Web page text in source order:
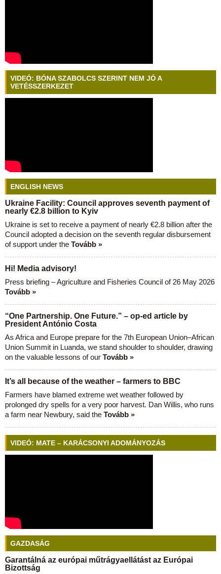
VIDEÓ: BÓNA SZABOLCS SZERINT NEM JÓ A
VETÉSSZERKEZET
ENGLISH NEWS
Ukraine Facility: Council approves seventh payment of
nearly €2.8 billion to Kyiv
Ukraine is set to receive a payment of nearly €2.8 billion after the
Council adopted a decision on the seventh regular disbursement
of support under the Tovább »
Hi! Media advisory!
Press briefing – Agriculture and Fisheries Council of 26 May 2026
Tovább »
“One Partnership. One Future.” – op-ed article by
President António Costa
As Africa and Europe prepare for the 7th European Union–African
Union Summit in Luanda, we stand shoulder to shoulder, drawing
on the valuable lessons of our Tovább »
It’s all because of the weather – farmers to BBC
Farmers have blamed extreme wet weather followed by
prolonged dry spells for a very poor harvest. Dan Willis, who runs
a farm near Newbury, said the Tovább »
VIDEÓ: MATE – KARÁCSONYI ADOMÁNYOZÁS
GAZDASÁG
Garantálná az európai műtrágyaellátást az Európai
Bizottság